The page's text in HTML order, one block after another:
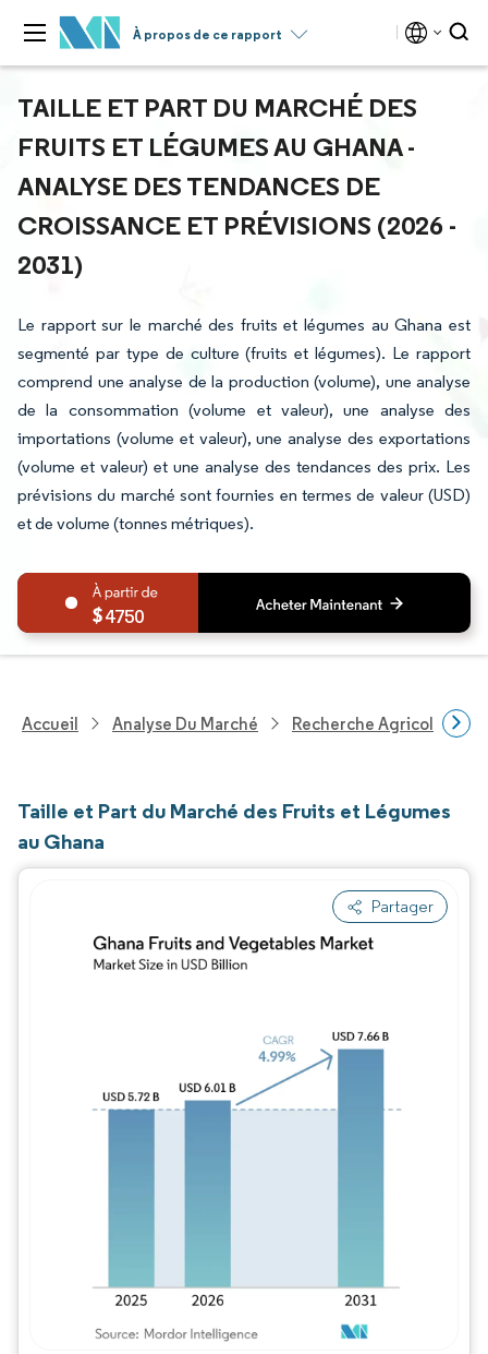
À propos de ce rapport
TAILLE ET PART DU MARCHÉ DES
FRUITS ET LÉGUMES AU GHANA -
ANALYSE DES TENDANCES DE
CROISSANCE ET PRÉVISIONS (2026 -
2031)
Le rapport sur le marché des fruits et légumes au Ghana est
segmenté par type de culture (fruits et légumes). Le rapport
comprend une analyse de la production (volume), une analyse
de la consommation (volume et valeur), une analyse des
importations (volume et valeur), une analyse des exportations
(volume et valeur) et une analyse des tendances des prix. Les
prévisions du marché sont fournies en termes de valeur (USD)
et de volume (tonnes métriques).
4750
Accueil Analyse Du Marché Recherche Agricole
Taille et Part du Marché des Fruits et Légumes
au Ghana
Partager